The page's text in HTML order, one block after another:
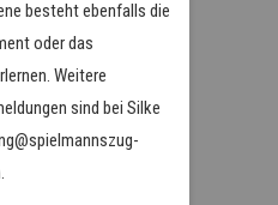
besteht ebenfalls die
oder das
Weitere
sind bei Silke